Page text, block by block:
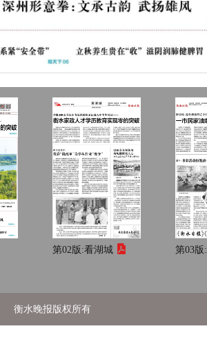
第02版:看湖城 第03版:
衡水晚报版权所有